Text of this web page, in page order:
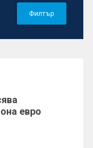
Филтър
евро